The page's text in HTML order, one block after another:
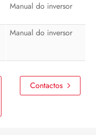
Manual do inversor
Manual do inversor
Contactos